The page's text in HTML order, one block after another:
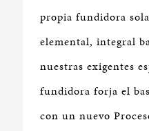
propia fundidora
elemental, integral
nuestras exigentes
fundidora forja el
con un nuevo